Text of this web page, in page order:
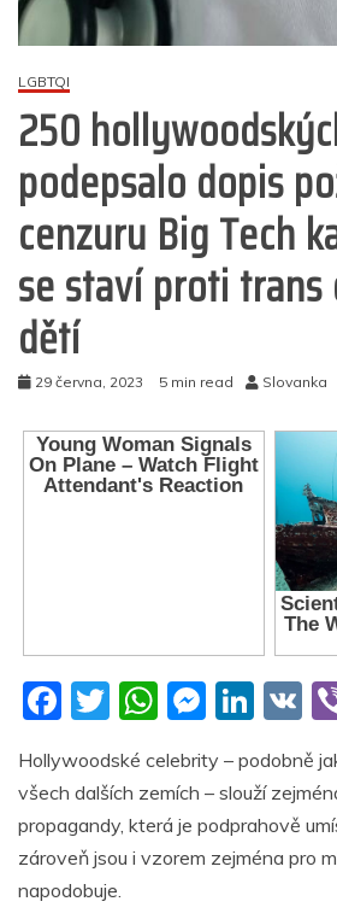
LGBTQI
250
podepsalo dopis
cenzuru Big Tech
se staví proti trans
dětí
29 června, 2023 5 min read Slovanka
F
c
e
b
o
T
itt
er
W
at
s
A
M
ss
e
n
Li
k
e
dI
V
K
Hollywoodské celebrity – podobně
všech dalších zemích – slouží
propagandy, která je podprahově
zároveň jsou i vzorem zejména pro
napodobuje.